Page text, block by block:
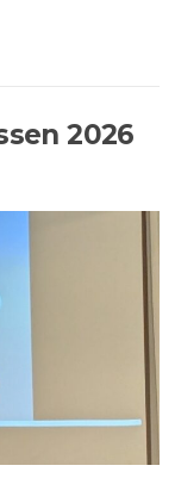
2026